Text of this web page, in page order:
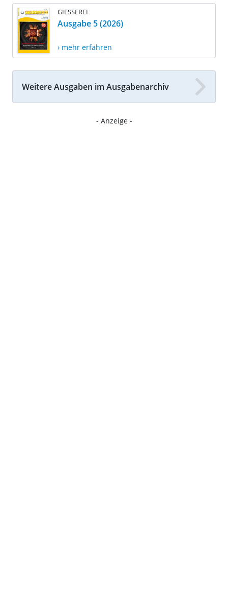
GIESSEREI
Ausgabe 5 (2026)
› mehr erfahren
Weitere Ausgaben im Ausgabenarchiv
- Anzeige -